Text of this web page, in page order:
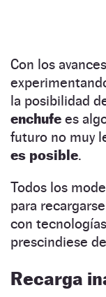
Con los
la posibilidad
enchufe es
futuro no muy
es posible.
Todos los
para
con
prescindiese
Recarga